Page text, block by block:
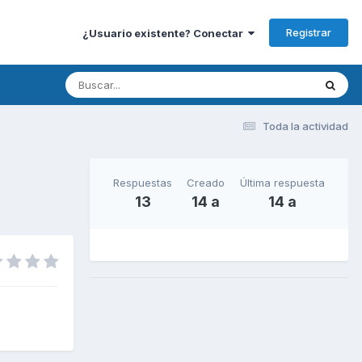
¿Usuario existente? Conectar Registrar
Toda la actividad
Respuestas
13
Creado
14 a
Última respuesta
14 a